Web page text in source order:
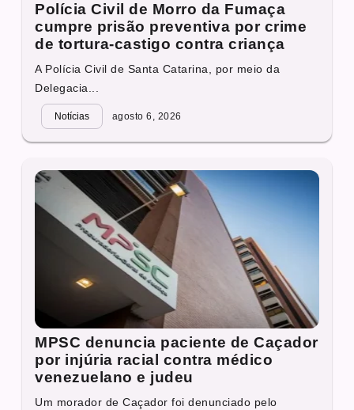
Polícia Civil de Morro da Fumaça
cumpre prisão preventiva por crime
de tortura-castigo contra criança
A Polícia Civil de Santa Catarina, por meio da
Delegacia...
Notícias agosto 6, 2026
MPSC denuncia paciente de Caçador
por injúria racial contra médico
venezuelano e judeu
Um morador de Caçador foi denunciado pelo